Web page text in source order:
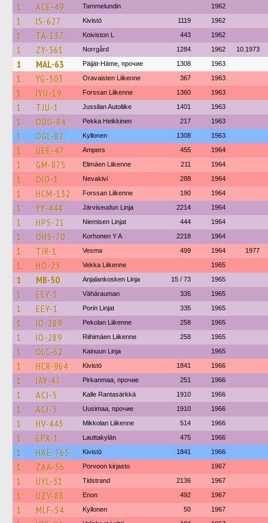
1 ACE-49 Tammelundin 1962
1 IS-627 Kivistö 1119 1962
1 TA-137 Koiviston L 443 1962
1 ZY-361 Norrgård 1284 1962 10.1973
1 MAL-63 Päijät-Häme, прочие 1308 1963
1 YG-503 Oravaisten Liikenne 367 1963
1 IYU-19 Forssan Liikenne 1360 1963
1 TJU-1 Jussilan Autoliike 1401 1963
1 ODU-84 Pekka Heikkinen 217 1963
1 OGL-82 Kyllonen 1308 1963
1 UEE-47 Ampers 455 1964
1 GM-875 Elimäen Liikenne 211 1964
1 OIO-1 Nevakivi 288 1964
1 HCM-132 Forssan Liikenne 190 1964
1 YY-444 Järviseudun Linja 2214 1964
1 HPS-21 Niemisen Linjat 444 1964
1 OHS-70 Korhonen Y A 2218 1964
1 TIR-1 Vesma 499 1964 1977
1 HO-23 Vekka Liikenne 1965
1 MB-50 Anjalankosken Linja 15 / 73 1965
1 EEY-1 Vähärauman 335 1965
1 EEY-1 Porin Linjat 335 1965
1 IO-289 Pekolan Liikenne 258 1965
1 IO-289 Riihimäen Liikenne 258 1965
1 OLC-62 Kainuun Linja 1965
1 HCR-964 Kivistö 1841 1966
1 IAY-47 Pirkanmaa, прочие 251 1966
1 ACJ-5 Kalle Rantasärkkä 1910 1966
1 ACJ-5 Uusimaa, прочие 1910 1966
1 HV-443 Mikkolan Liikenne 514 1966
1 EPX-1 Lauttakylän 475 1966
1 HAE-765 Kivistö 1841 1966
1 ZAA-56 Porvoon kirjasto 1967
1 UYL-31 Tidstrand 2136 1967
1 UZV-88 Enon 492 1967
1 MLF-54 Kyllonen 50 1967